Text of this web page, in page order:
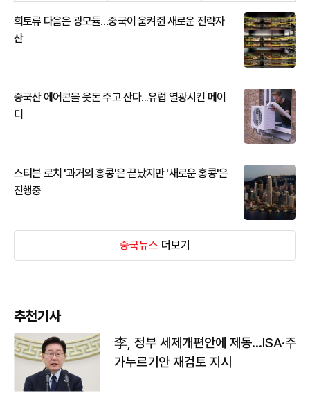
희토류 다음은 광모듈…중국이 움켜쥔 새로운 전략자
산
중국산 에어콘을 웃돈 주고 산다...유럽 열광시킨 메이
디
스티븐 로치 '과거의 홍콩'은 끝났지만 '새로운 홍콩'은
진행중
중국뉴스 더보기
추천기사
李, 정부 세제개편안에 제동…ISA·주
가누르기안 재검토 지시